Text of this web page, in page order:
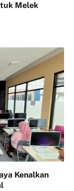
Melek
Kenalkan